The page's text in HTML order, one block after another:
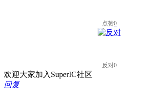
点赞0
反对0
欢迎大家加入SuperIC社区
回复